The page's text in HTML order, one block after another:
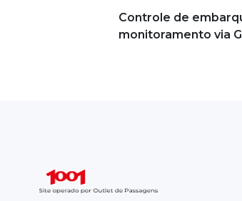
Controle de
monitoramento via